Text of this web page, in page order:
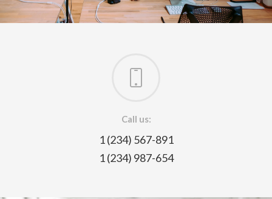
Call us:
1 (234) 567-891
1 (234) 987-654